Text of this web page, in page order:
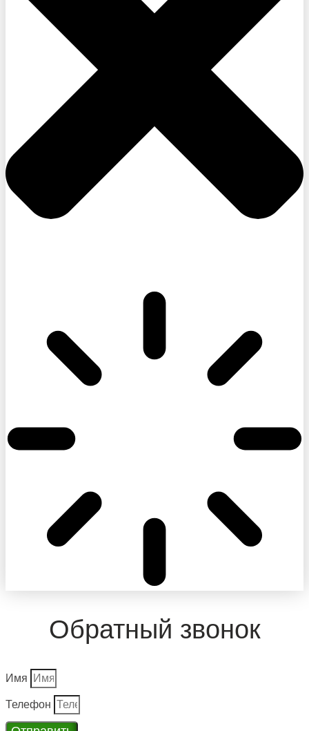
Обратный звонок
Имя
Телефон